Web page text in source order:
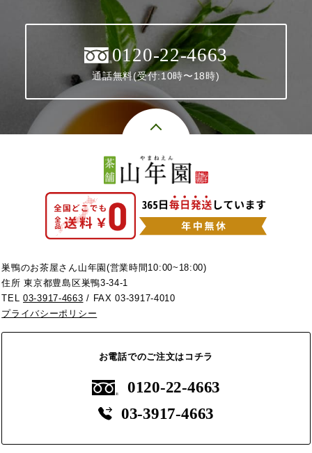
0120-22-4663
通話無料(受付:10時〜18時)
巣鴨のお茶屋さん山年園(営業時間10:00~18:00)
住所 東京都豊島区巣鴨3-34-1
TEL03-3917-4663 / FAX 03-3917-4010
プライバシーポリシー
お電話でのご注文はコチラ
0120-22-4663
03-3917-4663